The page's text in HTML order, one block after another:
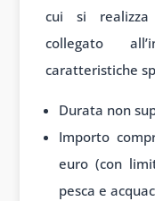
cui si realizza
collegato
caratteristiche
Durata non
Importo
euro (con
pesca e